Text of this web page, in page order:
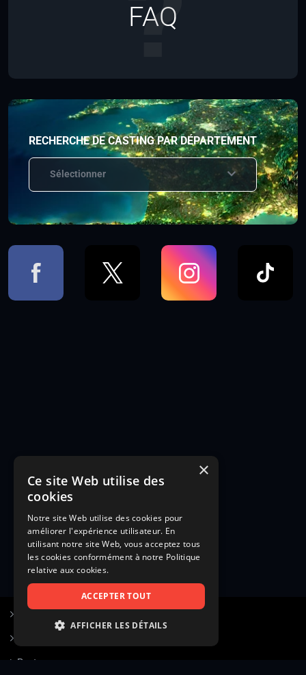
FAQ
RECHERCHE DE CASTING PAR DÉPARTEMENT
Sélectionner
Poster une annonce
×
Ce site Web utilise des
cookies
Notre site Web utilise des cookies pour
améliorer l'expérience utilisateur. En
utilisant notre site Web, vous acceptez tous
les cookies conformément à notre Politique
relative aux cookies.
ACCEPTER TOUT
AFFICHER LES DÉTAILS